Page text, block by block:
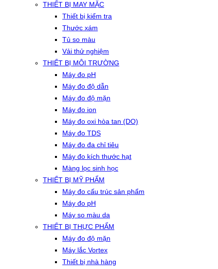
THIẾT BỊ MAY MẶC
Thiết bị kiểm tra
Thước xám
Tủ so màu
Vải thử nghiệm
THIẾT BỊ MÔI TRƯỜNG
Máy đo pH
Máy đo độ dẫn
Máy đo độ mặn
Máy đo ion
Máy đo oxi hòa tan (DO)
Máy đo TDS
Máy đo đa chỉ tiêu
Máy đo kích thước hạt
Màng lọc sinh học
THIẾT BỊ MỸ PHẨM
Máy đo cấu trúc sản phẩm
Máy đo pH
Máy so màu da
THIẾT BỊ THỰC PHẨM
Máy đo độ mặn
Máy lắc Vortex
Thiết bị nhà hàng